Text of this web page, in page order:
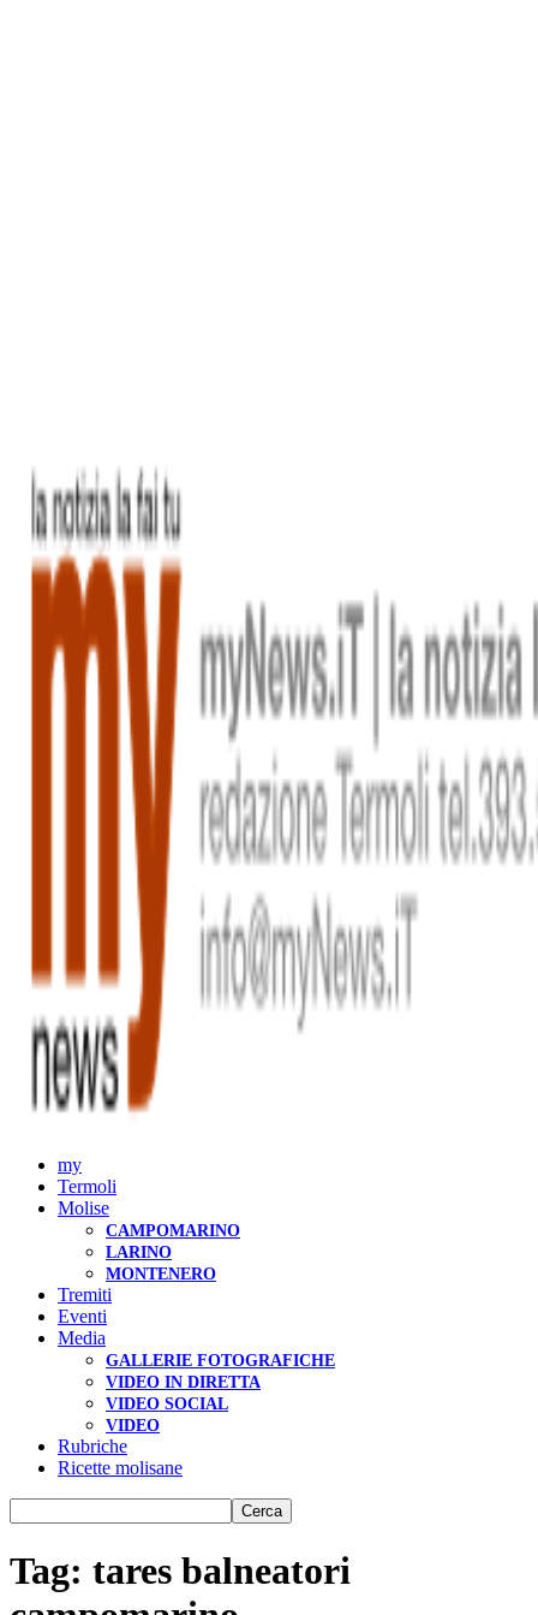
my
Termoli
Molise
CAMPOMARINO
LARINO
MONTENERO
Tremiti
Eventi
Media
GALLERIE FOTOGRAFICHE
VIDEO IN DIRETTA
VIDEO SOCIAL
VIDEO
Rubriche
Ricette molisane
Tag: tares balneatori